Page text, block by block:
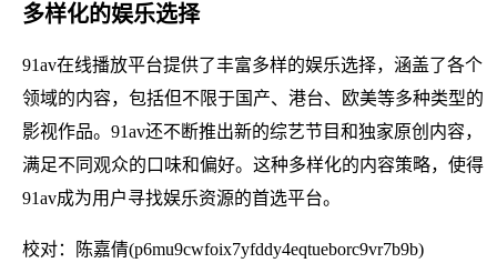
多样化的娱乐选择
91av在线播放平台提供了丰富多样的娱乐选择，涵盖了各个
领域的内容，包括但不限于国产、港台、欧美等多种类型的
影视作品。91av还不断推出新的综艺节目和独家原创内容，
满足不同观众的口味和偏好。这种多样化的内容策略，使得
91av成为用户寻找娱乐资源的首选平台。
校对：陈嘉倩(p6mu9cwfoix7yfddy4eqtueborc9vr7b9b)